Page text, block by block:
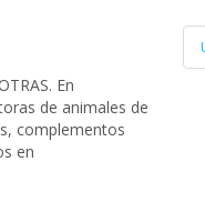
En
de animales de
complementos
en